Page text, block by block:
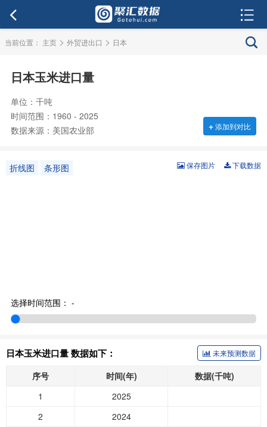
当前位置： 主页 > 外贸进出口 > 日本
日本玉米进口量
单位：千吨
时间范围：1960 - 2025
数据来源：美国农业部
+添加到对比
折线图 条形图 下载数据
保存图片
选择时间范围： -
日本玉米进口量 数据如下： 未来预测数据
序号 时间(年)
数据(千吨)
1
2025
2
2024